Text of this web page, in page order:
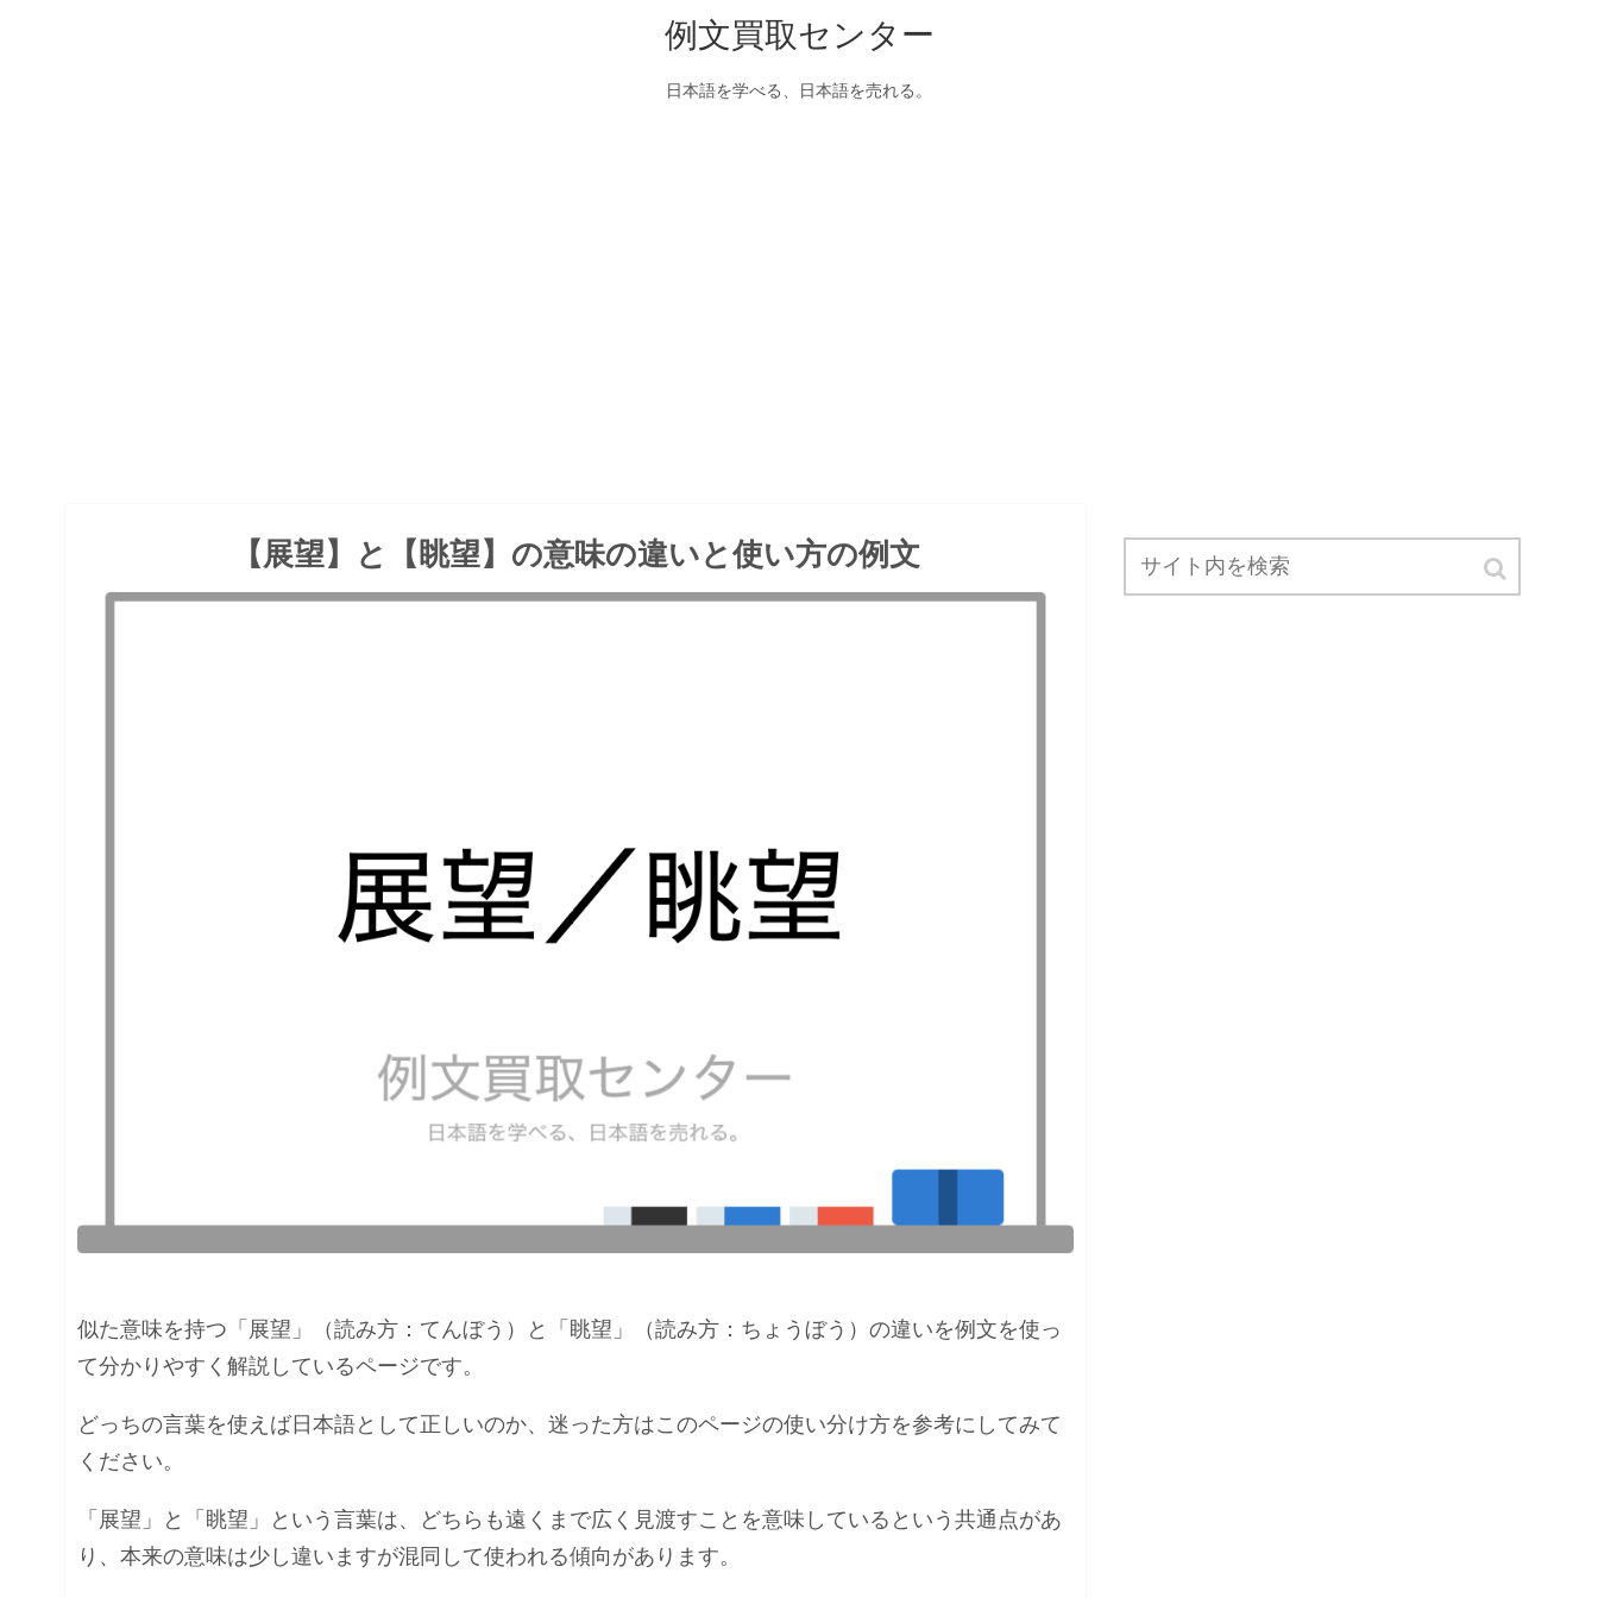
例文買取センター
日本語を学べる、日本語を売れる。
【展望】と【眺望】の意味の違いと使い方の例文
似た意味を持つ「展望」（読み方：てんぼう）と「眺望」（読み方：ちょうぼう）の違いを例文を使っ
て分かりやすく解説しているページです。
どっちの言葉を使えば日本語として正しいのか、迷った方はこのページの使い分け方を参考にしてみて
ください。
「展望」と「眺望」という言葉は、どちらも遠くまで広く見渡すことを意味しているという共通点があ
り、本来の意味は少し違いますが混同して使われる傾向があります。